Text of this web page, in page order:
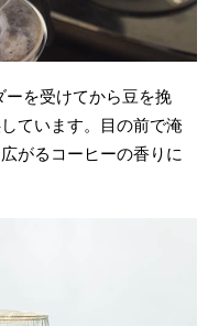
ーを受けてから豆を挽
ています。目の前で淹
がるコーヒーの香りに